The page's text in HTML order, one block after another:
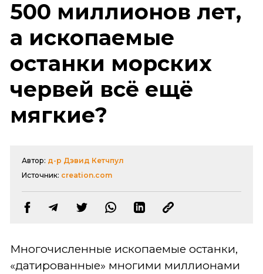
500 миллионов лет,
а ископаемые
останки морских
червей всё ещё
мягкие?
Автор: д-р Дэвид Кетчпул
Источник: creation.com
Многочисленные ископаемые останки,
«датированные» многими миллионами